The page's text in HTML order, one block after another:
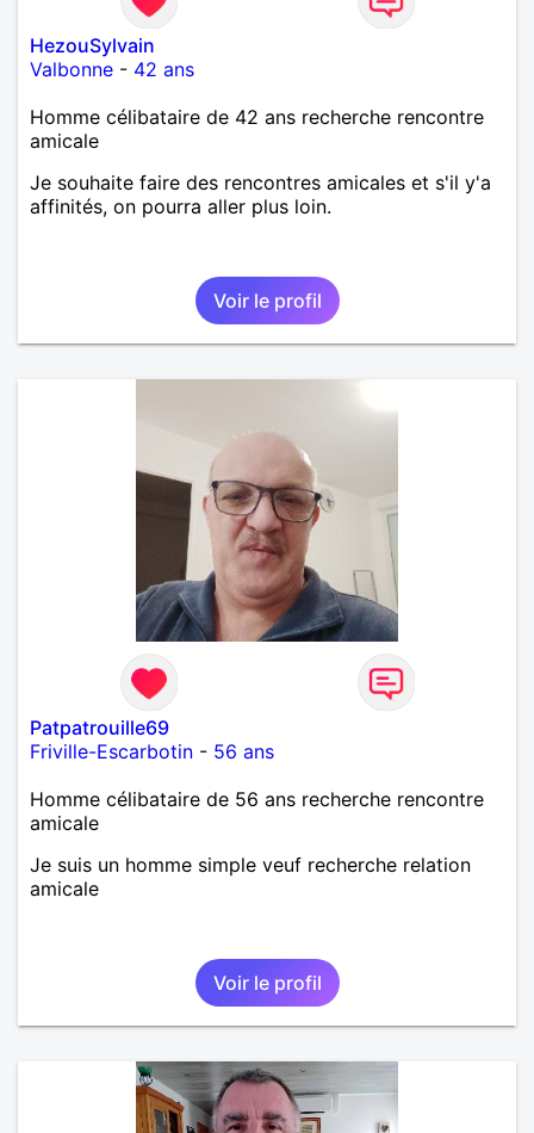
HezouSylvain
Valbonne - 42 ans
Homme célibataire de 42 ans recherche rencontre
amicale
Je souhaite faire des rencontres amicales et s'il y'a
affinités, on pourra aller plus loin.
Voir le profil
Patpatrouille69
Friville-Escarbotin - 56 ans
Homme célibataire de 56 ans recherche rencontre
amicale
Je suis un homme simple veuf recherche relation
amicale
Voir le profil